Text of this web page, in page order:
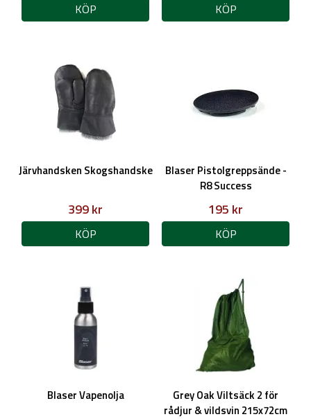
KÖP KÖP
Järvhandsken Skogshandske
399 kr
KÖP
Blaser Pistolgreppsände -
R8 Success
195 kr
KÖP
Blaser Vapenolja
Grey Oak Viltsäck 2 för
rådjur & vildsvin 215x72cm